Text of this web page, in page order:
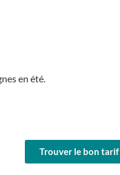
en été.
Trouver le bon tarif